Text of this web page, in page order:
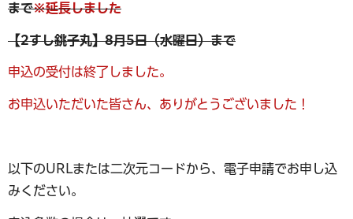
まで※延長しました
【2すし銚子丸】8月5日（水曜日）まで
申込の受付は終了しました。
お申込いただいた皆さん、ありがとうございました！
以下のURLまたは二次元コードから、電子申請でお申し込
みください。